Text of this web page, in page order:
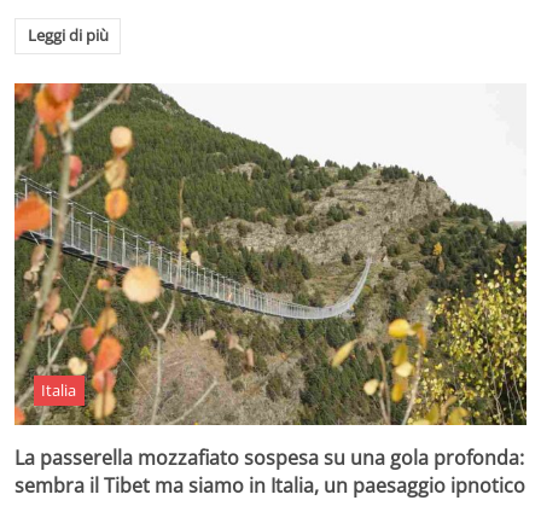
Leggi di più
Italia
La passerella mozzafiato sospesa su una gola profonda:
sembra il Tibet ma siamo in Italia, un paesaggio ipnotico